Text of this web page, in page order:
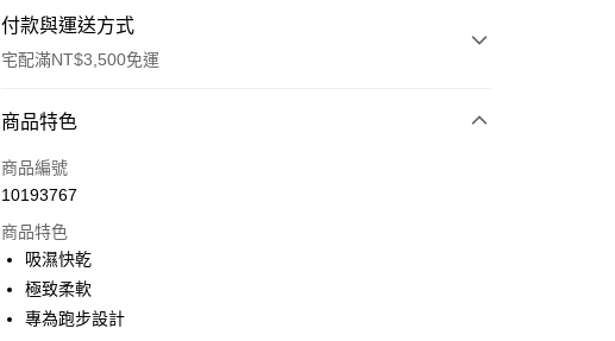
付款與運送方式
宅配滿NT$3,500免運
付款方式
信用卡一次付款
運送方式
宅配
商品特色
商品編號
10193767
商品特色
吸濕快乾
極致柔軟
專為跑步設計